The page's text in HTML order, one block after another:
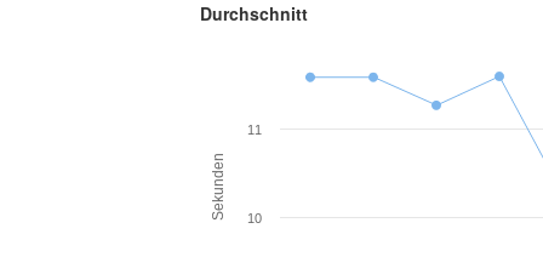
Durchschnitt
Sekunden 10
11